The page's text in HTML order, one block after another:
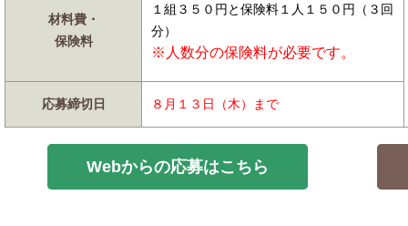
材料費・
保険料
１組３５０円と保険料１人１５０円（３回
分）
※人数分の保険料が必要です。
応募締切日 ８月１３日（木）まで
Webからの応募はこちら